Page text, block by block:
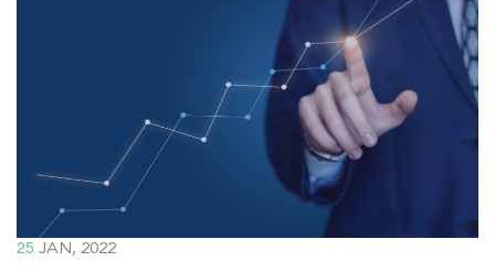
25 JAN, 2022